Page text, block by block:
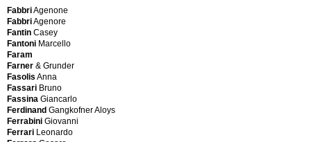
C
C.
A.
G.
CA
Caccia
Dominioni
Luigi
Cadovius
Poul
Calder
Larsen
Christian
Deuber
Christian
Dior
Christian
Holtzapfel
KG
Christian
Holzäpfel
Cidue
Cinova
FabbriAgenone
FabbriAgenore
Fantin Casey
Fantoni Marcello
Faram
Farner & Grunder
Fasolis Anna
Fassari Bruno
Fassina Giancarlo
Ferdinand Gangkofner Aloys
Ferrabini Giovanni
Ferrari Leonardo